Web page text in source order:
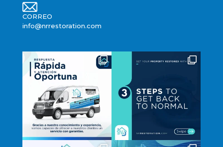
CORREO
info@nrrestoration.com